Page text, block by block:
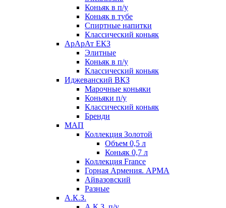
Коньяк в п/у
Коньяк в тубе
Спиртные напитки
Классический коньяк
АрАрАт ЕКЗ
Элитные
Коньяк в п/у
Классический коньяк
Иджеванский ВКЗ
Марочные коньяки
Коньяки п/у
Классический коньяк
Бренди
МАП
Коллекция Золотой
Объем 0,5 л
Коньяк 0,7 л
Коллекция France
Горная Армения. АРМА
Айвазовский
Разные
А.К.З.